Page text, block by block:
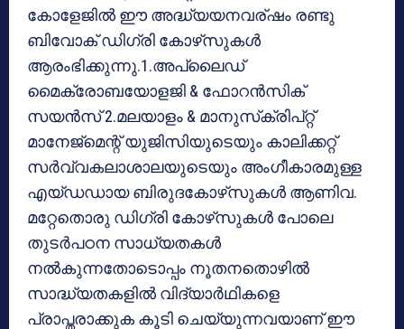
കോളേജില്‍ ഈ അദ്ധ്യയനവര്ഷം രണ്ടു
ബിവോക് ഡിഗ്രി കോഴ്‌സുകള്‍
ആരംഭിക്കുന്നു.1.അപ്ലൈഡ്
മൈക്രോബയോളജി & ഫോറന്‍സിക്
സയന്‍സ് 2.മലയാളം & മാനുസ്‌ക്രിപ്റ്റ്
മാനേജ്‌മെന്റ് യുജിസിയുടെയും കാലിക്കറ്റ്
സര്‍വ്വകലാശാലയുടെയും അംഗീകാരമുള്ള
എയ്ഡഡായ ബിരുദകോഴ്‌സുകള്‍ ആണിവ.
മറ്റേതൊരു ഡിഗ്രി കോഴ്‌സുകള്‍ പോലെ
തുടര്‍പഠന സാധ്യതകള്‍
നല്‍കുന്നതോടൊപ്പം നൂതനതൊഴില്‍
സാദ്ധ്യതകളില്‍ വിദ്യാര്‍ഥികളെ
പ്രാപ്തരാക്കുക കൂടി ചെയ്യുന്നവയാണ് ഈ